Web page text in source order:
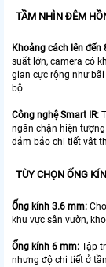
TẦM NHÌN ĐÊM
Khoảng cách lên đến
suất lớn, camera có
gian cực rộng như
bộ.
Công nghệ Smart IR:
ngăn chặn hiện
đảm bảo chi tiết vật
TÙY CHỌN ỐNG
Ống kính 3.6 mm:
khu vực sân vườn,
Ống kính 6 mm: Tập
nhưng độ chi tiết ở